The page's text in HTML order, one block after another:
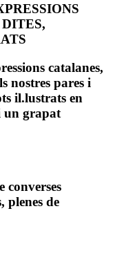
catalanes,
nostres pares i
il.lustrats en
un grapat
converses
plenes de